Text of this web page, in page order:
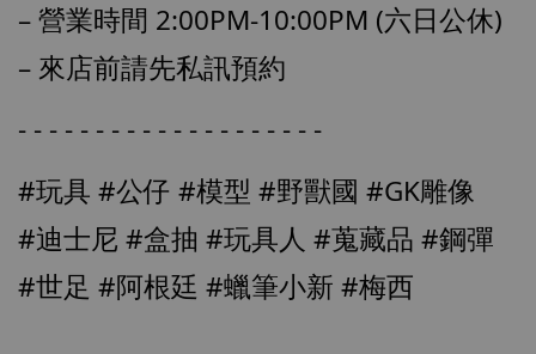
【店內現貨】海賊王 系列蒐藏雕像 布魯克達
摩 [7STARS Studio]
NT$ 1,870
加入購物車
– 營業時間 2:00PM-10:00PM (六日公休)
– 來店前請先私訊預約
- - - - - - - - - - - - - - - - - - - -
#玩具 #公仔 #模型 #野獸國 #GK雕像
#迪士尼 #盒抽 #玩具人 #蒐藏品 #鋼彈
#世足 #阿根廷 #蠟筆小新 #梅西